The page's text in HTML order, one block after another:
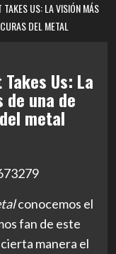
US: LA VISIÓN MÁS
DEL METAL
Us: La
una de
metal
conocemos el
fan de este
manera el